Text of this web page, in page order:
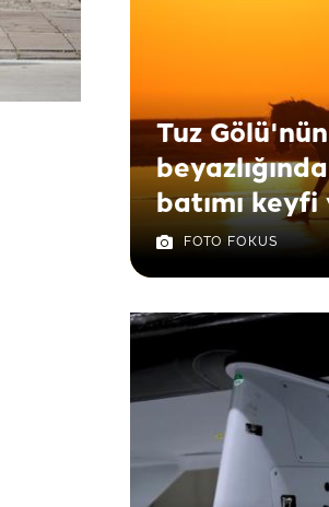
Tuz
batımı keyfi
FOTO FOKUS